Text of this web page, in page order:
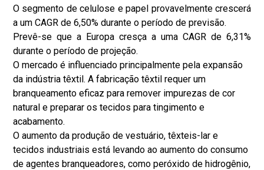
O segmento de celulose e papel provavelmente crescerá
a um CAGR de 6,50% durante o período de previsão.
Prevê-se que a Europa cresça a uma CAGR de 6,31%
durante o período de projeção.
O mercado é influenciado principalmente pela expansão
da indústria têxtil. A fabricação têxtil requer um
branqueamento eficaz para remover impurezas de cor
natural e preparar os tecidos para tingimento e
acabamento.
O aumento da produção de vestuário, têxteis-lar e
tecidos industriais está levando ao aumento do consumo
de agentes branqueadores, como peróxido de hidrogênio,